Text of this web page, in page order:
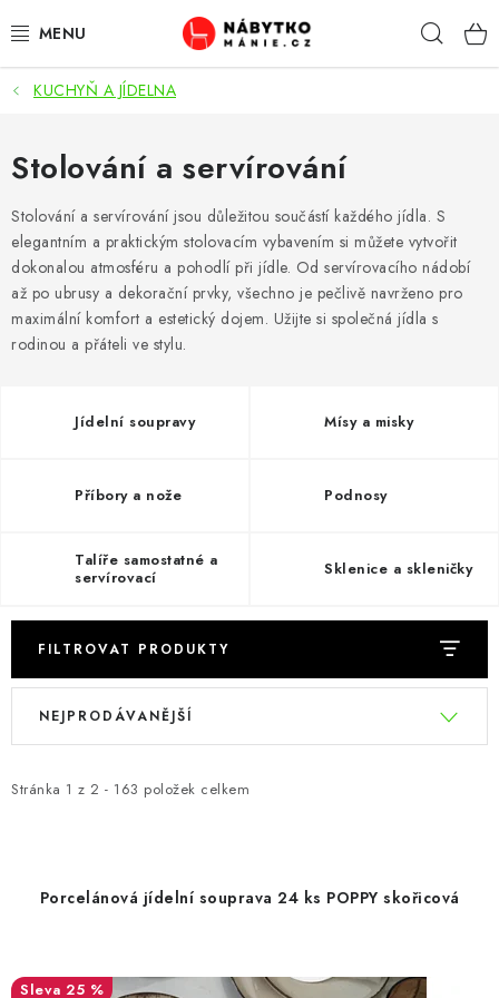
na
OBÝVACÍ POKOJ
KUCHYŇ A JÍDELNA
LOŽNICE
DĚTSKÝ POKOJ
KANCELÁŘ / PRACOVNA
CHOVATELSKÉ POTŘEBY
DOPLŇKY A DEKORACE
ZAHRADA
OSTATNÍ
VÝPRODEJ
Kontakty
Bonusový program NBM+ Blog
KUCHYŇ A JÍDELNA
Stolování a servírování
Stolování a servírování jsou důležitou součástí každého jídla. S
elegantním a praktickým stolovacím vybavením si můžete vytvořit
dokonalou atmosféru a pohodlí při jídle. Od servírovacího nádobí
až po ubrusy a dekorační prvky, všechno je pečlivě navrženo pro
maximální komfort a estetický dojem. Užijte si společná jídla s
rodinou a přáteli ve stylu.
Jídelní soupravy Mísy a misky
Příbory a nože Podnosy
Talíře samostatné a
servírovací
Sklenice a skleničky
FILTROVAT PRODUKTY
V
i
u
Stránka 1 z 2 - 163 položek celkem
Ř
e
d
NEJPRODÁVANĚJŠÍ
Porcelánová jídelní souprava 24 ks POPPY skořicová
25 %